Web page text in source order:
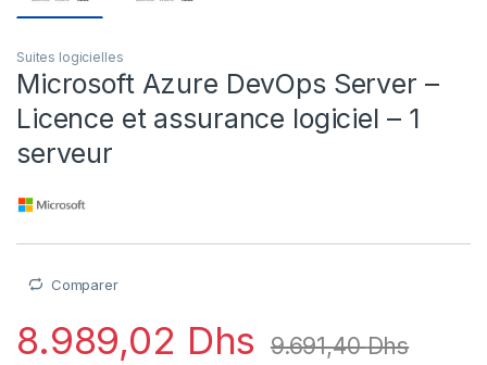
Suites logicielles
Microsoft Azure DevOps Server –
Licence et assurance logiciel – 1
serveur
Comparer
8.989,02 Dhs 9.691,40Dhs